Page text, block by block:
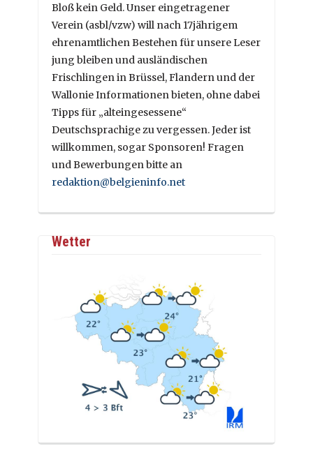
Bloß kein Geld. Unser eingetragener
Verein (asbl/vzw) will nach 17jährigem
ehrenamtlichen Bestehen für unsere Leser
jung bleiben und ausländischen
Frischlingen in Brüssel, Flandern und der
Wallonie Informationen bieten, ohne dabei
Tipps für „alteingesessene“
Deutschsprachige zu vergessen. Jeder ist
willkommen, sogar Sponsoren! Fragen
und Bewerbungen bitte an
redaktion@belgieninfo.net
Wetter